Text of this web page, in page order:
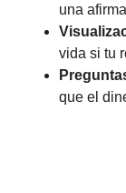
una
vida si tu
que el